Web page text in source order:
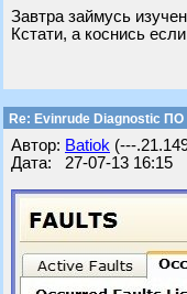
Завтра займусь
Кстати, а коснись
Re: Evinrude Diagnostic ПО
Автор: Batiok (---
Дата: 27-07-13 16:15